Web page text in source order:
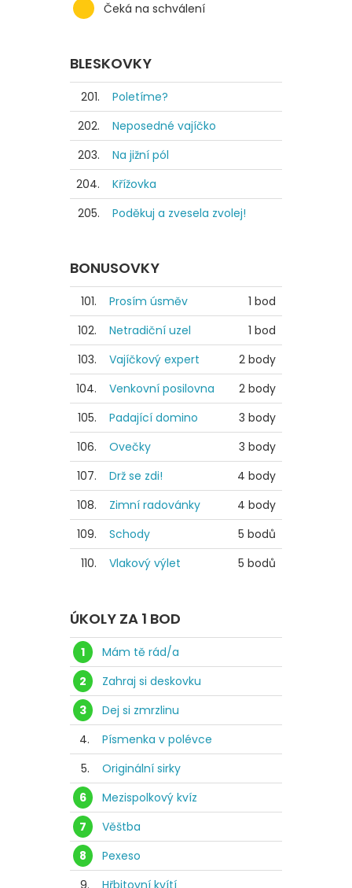
Čeká na schválení
BLESKOVKY
201.
Poletíme?
202.
Neposedné vajíčko
203.
Na jižní pól
204.
Křížovka
205.
Poděkuj a zvesela zvolej!
BONUSOVKY
101. Prosím úsměv
1 bod
102.
Netradiční uzel
1 bod
103.
Vajíčkový expert
2 body
104.
Venkovní posilovna
2 body
105.
Padající domino
3 body
106.
Ovečky
3 body
107.
Drž se zdi!
4 body
108.
Zimní radovánky
4 body
109.
Schody
5 bodů
110.
Vlakový výlet 5 bodů
ÚKOLY ZA 1 BOD
1
Mám tě rád/a
2
Zahraj si deskovku
3
Dej si zmrzlinu
4.
Písmenka v polévce
5.
Originální sirky
6
Mezispolkový kvíz
7
Věštba
8
Pexeso
9.
Hřbitovní kvítí